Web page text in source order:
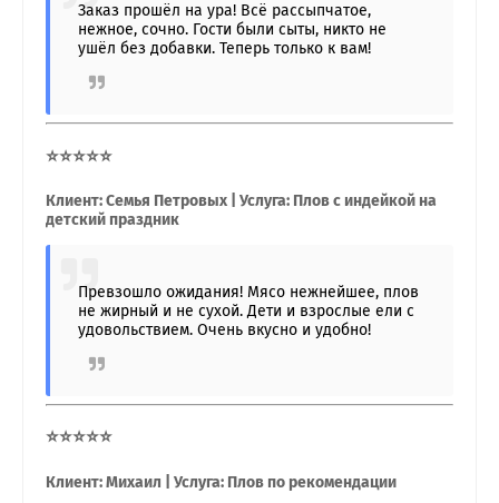
Заказ прошёл на ура! Всё рассыпчатое,
нежное, сочно. Гости были сыты, никто не
ушёл без добавки. Теперь только к вам!
⭐⭐⭐⭐⭐
Клиент: Семья Петровых | Услуга: Плов с индейкой на
детский праздник
Превзошло ожидания! Мясо нежнейшее, плов
не жирный и не сухой. Дети и взрослые ели с
удовольствием. Очень вкусно и удобно!
⭐⭐⭐⭐⭐
Клиент: Михаил | Услуга: Плов по рекомендации